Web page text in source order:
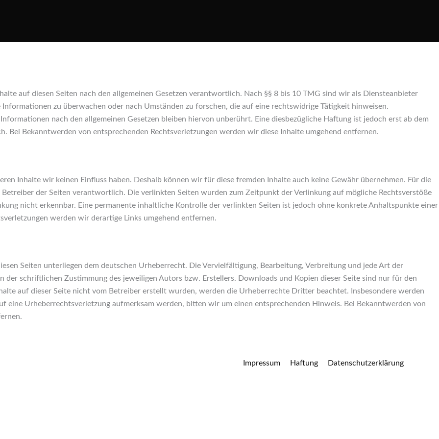
auf diesen Seiten nach den allgemeinen Gesetzen verantwortlich. Nach §§ 8 bis 10 TMG sind wir als Diensteanbieter
zu überwachen oder nach Umständen zu forschen, die auf eine rechtswidrige Tätigkeit hinweisen.
nach den allgemeinen Gesetzen bleiben hiervon unberührt. Eine diesbezügliche Haftung ist jedoch erst ab dem
Bei Bekanntwerden von entsprechenden Rechtsverletzungen werden wir diese Inhalte umgehend entfernen.
Inhalte wir keinen Einfluss haben. Deshalb können wir für diese fremden Inhalte auch keine Gewähr übernehmen. Für die
der Seiten verantwortlich. Die verlinkten Seiten wurden zum Zeitpunkt der Verlinkung auf mögliche Rechtsverstöße
nicht erkennbar. Eine permanente inhaltliche Kontrolle der verlinkten Seiten ist jedoch ohne konkrete Anhaltspunkte einer
werden wir derartige Links umgehend entfernen.
Seiten unterliegen dem deutschen Urheberrecht. Die Vervielfältigung, Bearbeitung, Verbreitung und jede Art der
der schriftlichen Zustimmung des jeweiligen Autors bzw. Erstellers. Downloads und Kopien dieser Seite sind nur für den
auf dieser Seite nicht vom Betreiber erstellt wurden, werden die Urheberrechte Dritter beachtet. Insbesondere werden
eine Urheberrechtsverletzung aufmerksam werden, bitten wir um einen entsprechenden Hinweis. Bei Bekanntwerden von
Impressum Haftung Datenschutzerklärung